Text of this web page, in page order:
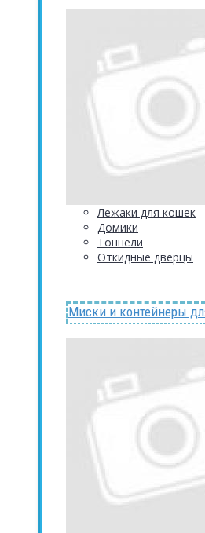
Лежаки для кошек
Домики
Тоннели
Откидные дверцы
Миски и контейнеры